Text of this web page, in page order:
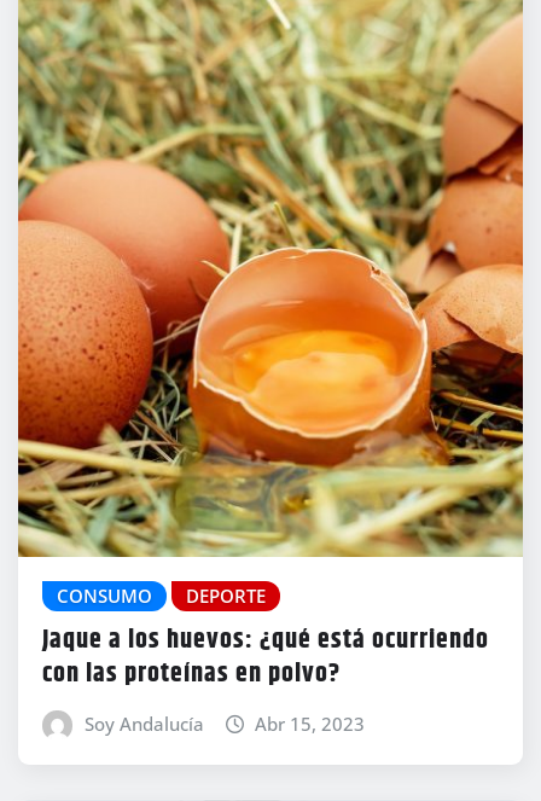
CONSUMO DEPORTE
Jaque a los huevos: ¿qué está ocurriendo
con las proteínas en polvo?
Soy Andalucía Abr 15, 2023